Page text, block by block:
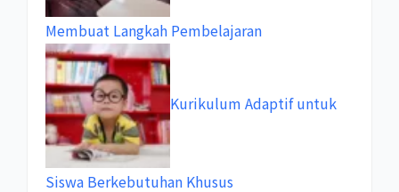
Membuat Langkah Pembelajaran
Kurikulum Adaptif untuk
Siswa Berkebutuhan Khusus